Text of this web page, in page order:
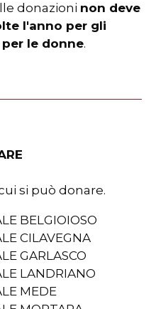
donazioni non deve
l'anno per gli
le donne.
si può donare.
BELGIOIOSO
CILAVEGNA
GARLASCO
LANDRIANO
MEDE